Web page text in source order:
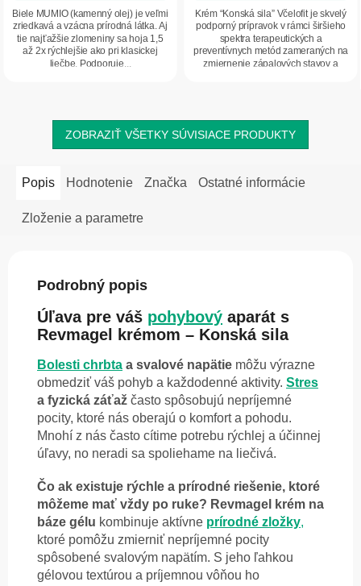
z
5
hviezdičiek.
Biele MUMIO (kamenný olej) je veľmi
zriedkavá a vzácna prírodná látka. Aj
tie najťažšie zlomeniny sa hoja 1,5
až 2x rýchlejšie ako pri klasickej
liečbe. Podporuje...
z
5
hviezdičiek.
Krém “Konská sila” Včelofit je skvelý
podporný prípravok v rámci širšieho
spektra terapeutických a
preventívnych metód zameraných na
zmiernenie zápalových stavov a
ZOBRAZIŤ VŠETKY SÚVISIACE PRODUKTY
Popis Hodnotenie Značka Ostatné informácie
Zloženie a parametre
Podrobný popis
Úľava pre váš pohybový aparát s
Revmagel krémom – Konská sila
Bolesti chrbta a svalové napätie môžu výrazne
obmedziť váš pohyb a každodenné aktivity. Stres
a fyzická záťaž často spôsobujú nepríjemné
pocity, ktoré nás oberajú o komfort a pohodu.
Mnohí z nás často cítime potrebu rýchlej a účinnej
úľavy, no neradi sa spoliehame na liečivá.
Čo ak existuje rýchle a prírodné riešenie, ktoré
môžeme mať vždy po ruke? Revmagel krém na
báze gélu kombinuje aktívne prírodné zložky,
ktoré pomôžu zmierniť nepríjemné pocity
spôsobené svalovým napätím. S jeho ľahkou
gélovou textúrou a príjemnou vôňou ho